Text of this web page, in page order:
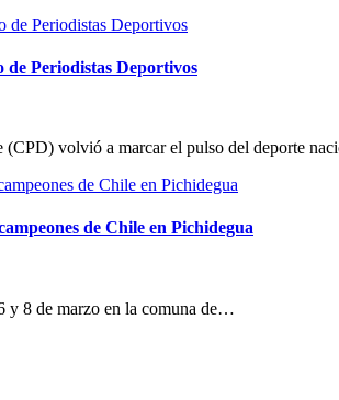
de Periodistas Deportivos
volvió a marcar el pulso del deporte
de Chile en Pichidegua
y 8 de marzo en la comuna de…